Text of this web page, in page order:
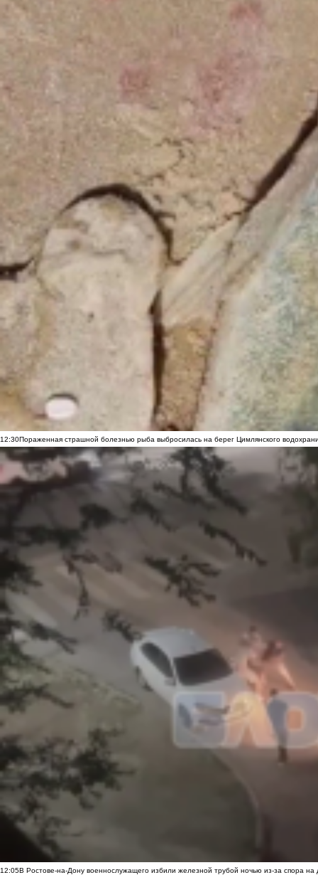
12:30Пораженная страшной болезнью рыба выбросилась на берег Цимлянского
12:05В Ростове-на-Дону военнослужащего избили железной трубой ночью из-за спора на